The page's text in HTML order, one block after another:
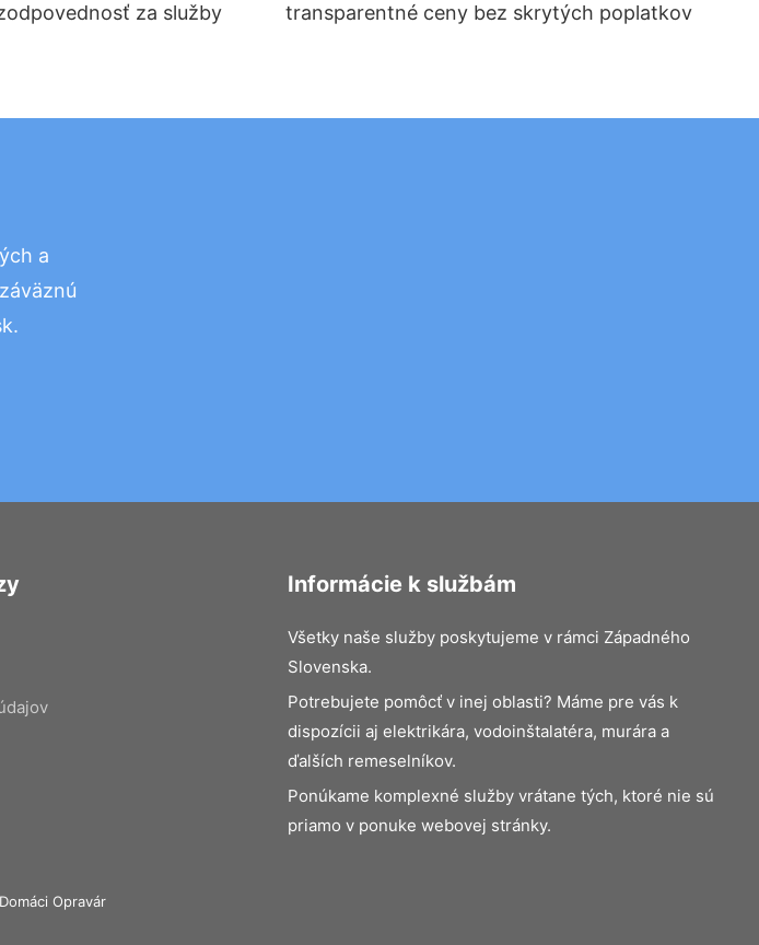
za služby transparentné ceny bez skrytých poplatkov
a
Informácie k službám
Všetky naše služby poskytujeme v rámci Západného
Slovenska.
Potrebujete pomôcť v inej oblasti? Máme pre vás k
dispozícii aj elektrikára, vodoinštalatéra, murára a
ďalších remeselníkov.
Ponúkame komplexné služby vrátane tých, ktoré nie sú
priamo v ponuke webovej stránky.
Opravár